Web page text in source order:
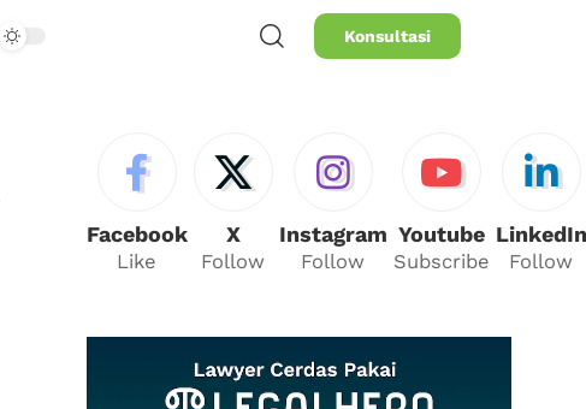
Konsultasi
Facebook
Like
X
Follow
Instagram
Follow
Youtube
Subscribe
LinkedIn
Follow